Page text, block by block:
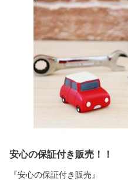
安心の保証付き販売！！
『安心の保証付き販売』